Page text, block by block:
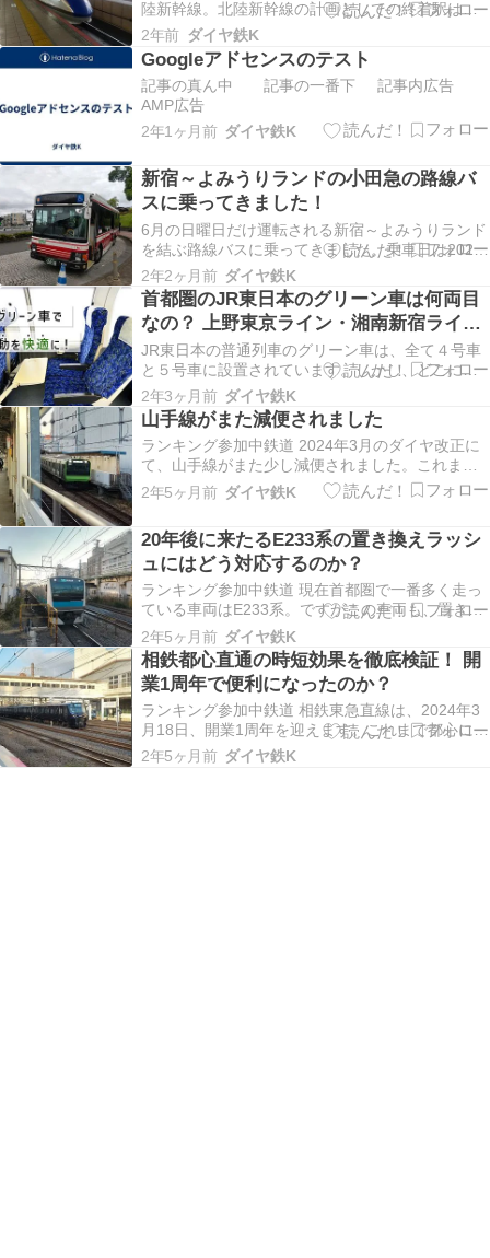
陸新幹線。北陸新幹線の計画としての終着駅は新
大阪までとなっていますが、敦賀～新大阪間の着
工はいまだされていません。そこで、着工に至る
までの問題点の1つである、北陸新幹線新大阪延伸
の際の並行在来線について考えていきます。 北陸
新幹線で…
2年前 ダイヤ鉄K
Googleアドセンスのテスト
記事の真ん中 記事の一番下 記事内広告
AMP広告
2年1ヶ月前 ダイヤ鉄K
新宿～よみうりランドの小田急の路線バ
スに乗ってきました！
6月の日曜日だけ運転される新宿～よみうりランド
を結ぶ路線バスに乗ってきました。乗車日は2024
年6月9日、満員であった路線バスの現地の様子を
報告していきます。 バスの出発まで 新宿から調
布 調布からよみうりランド 来年も運行されるのか
バスの出発まで よみうりラン…
2年2ヶ月前 ダイヤ鉄K
首都圏のJR東日本のグリーン車は何両目
なの？ 上野東京ライン・湘南新宿ライン
系統、横須賀線・総武快速線系統のグリ
ーン車の乗車位置を徹底解説！
JR東日本の普通列車のグリーン車は、全て４号車
と５号車に設置されています。しかし、どこに
４・５号車があるかは同じではなく、乗車位置は2
パターン存在します。上野東京ラインと湘南新宿
ライン系統をパターン ①、総武快速線・横須賀線
系統をパターン②として、詳しくみていきましょ
う。 １…
2年3ヶ月前 ダイヤ鉄K
山手線がまた減便されました
ランキング参加中鉄道 2024年3月のダイヤ改正に
て、山手線がまた少し減便されました。これまで
平日の午前中は5分間隔、休日の午前中は4分間隔
であったのが、休日も午前中は5分間隔になりまし
いところが全然違います。休日のダイヤを、詳し
くみて…
2年5ヶ月前 ダイヤ鉄K
20年後に来たるE233系の置き換えラッシ
ュにはどう対応するのか？
ランキング参加中鉄道 現在首都圏で一番多く走っ
ている車両はE233系。ですがこの車両も、置き換
えの時期がいつかはやってきます。その置き換え
のために、2040年代に現在のE233系と同数の新型
車両が製造される、と考えている人は少ないでし
ょう。コロナが明けはしましたが少子高齢化もあ
り…
2年5ヶ月前 ダイヤ鉄K
相鉄都心直通の時短効果を徹底検証！ 開
業1周年で便利になったのか？
ランキング参加中鉄道 相鉄東急直線は、2024年3
月18日、開業1周年を迎えます。これまで都心に行
くには横浜駅を経由する必要がありましたが、直
通する路線が開業したことで、乗り換えなしに、
2年5ヶ月前 ダイヤ鉄K